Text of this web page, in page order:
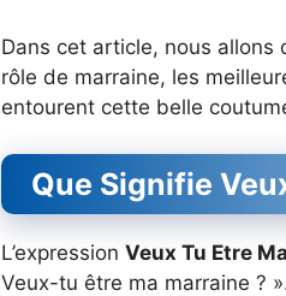
Dans cet article, nous allons
rôle de marraine, les
entourent cette belle
Que Signifie
L’expression Veux Tu Etre
Veux-tu être ma marraine ?